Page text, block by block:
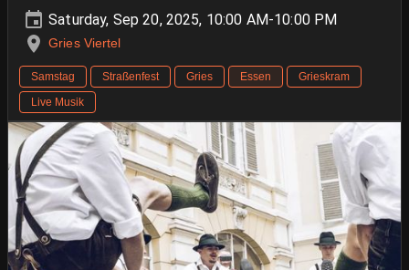
Saturday, Sep 20, 2025, 10:00 AM-10:00 PM
Gries Viertel
Samstag Straßenfest Gries Essen
Grieskram
Live Musik